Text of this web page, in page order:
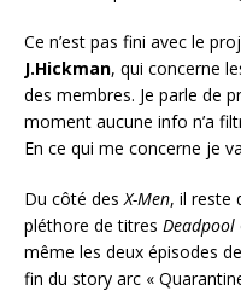
Ce n’est pas fini avec le
J.Hickman, qui concerne
des membres. Je parle de
moment aucune info n’a
En ce qui me concerne je
Du côté des X-Men, il reste
pléthore de titres Deadpool
même les deux épisodes de
fin du story arc «